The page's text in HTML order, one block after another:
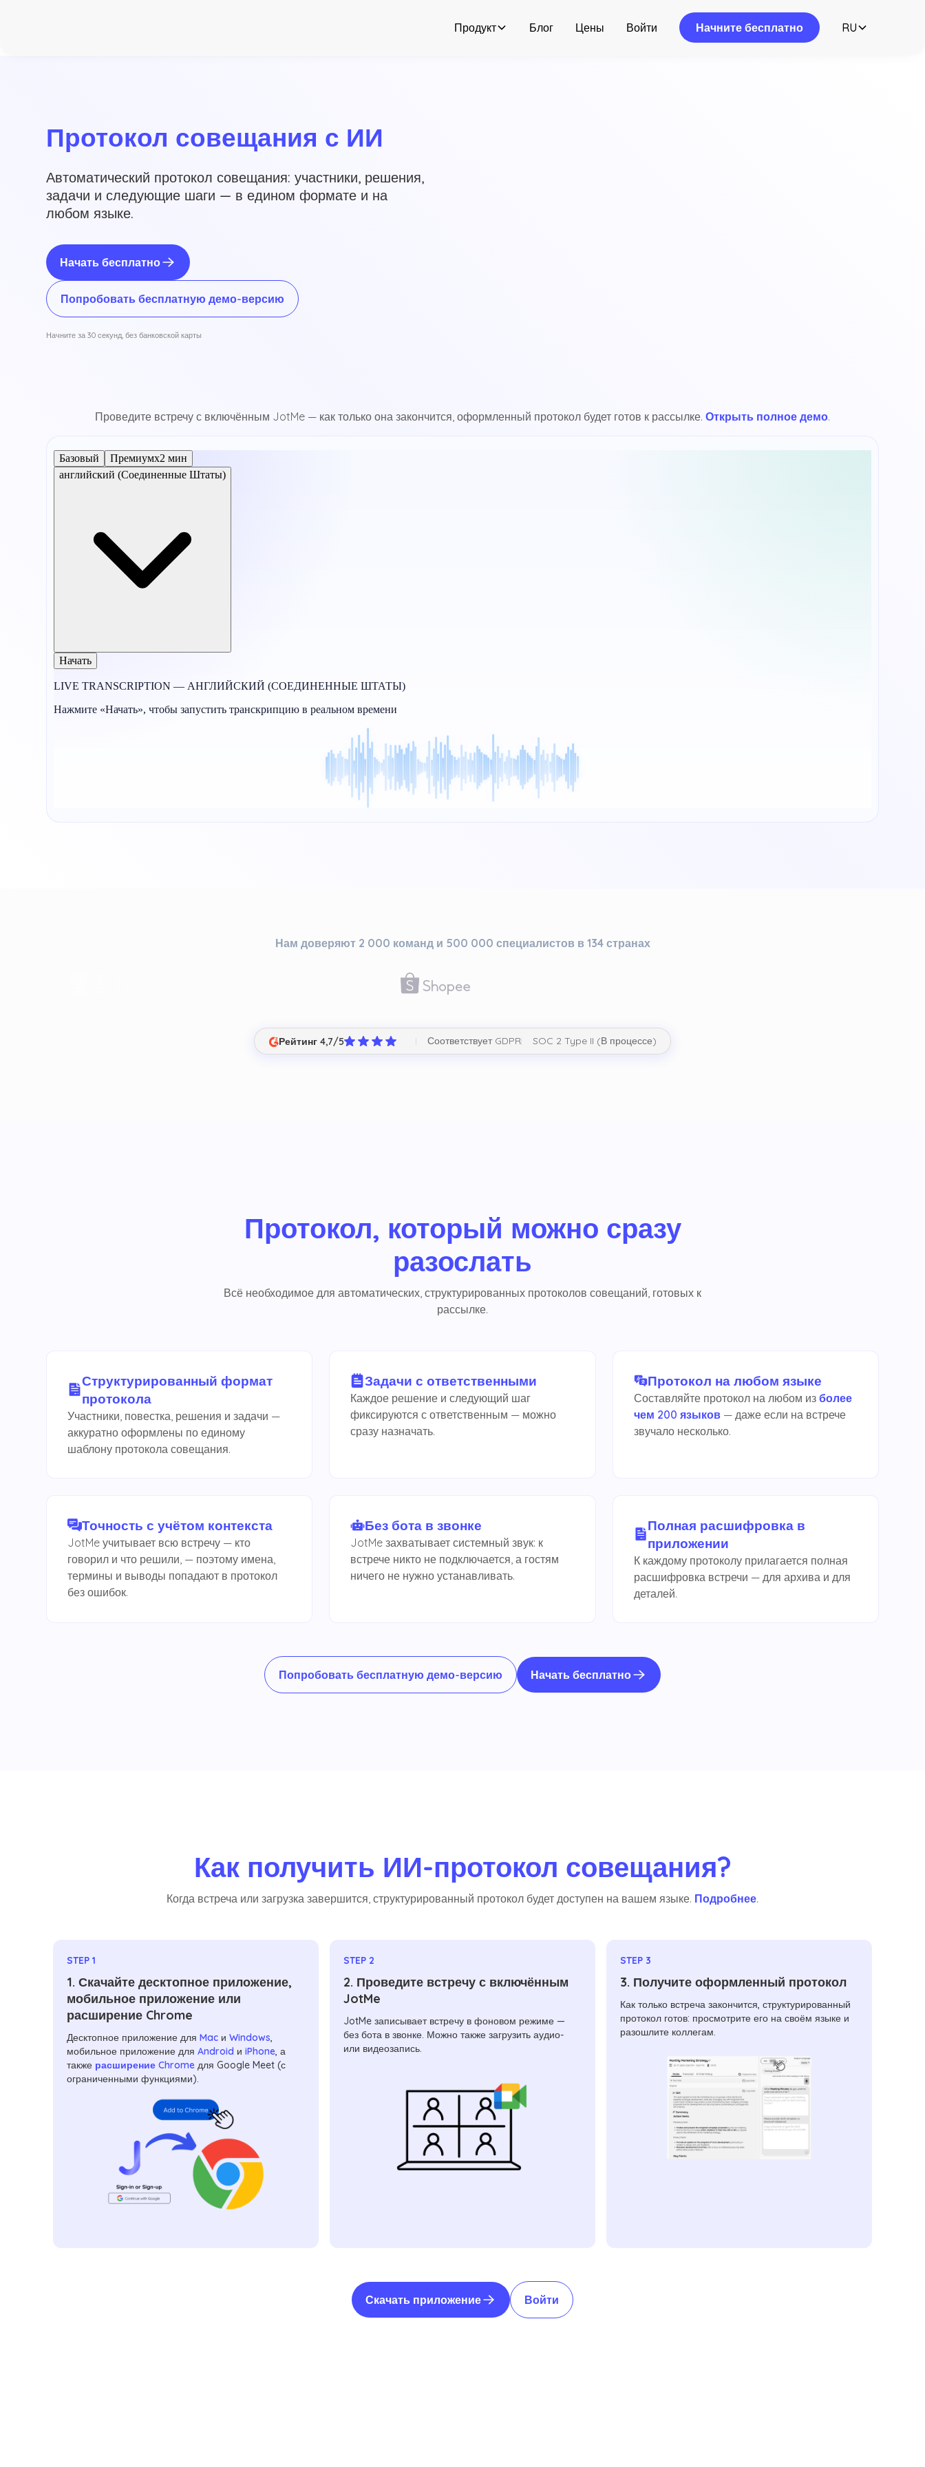
Продукт Блог Цены Войти Начните бесплатно RU
Протокол совещания с ИИ
Автоматический протокол совещания: участники, решения,
задачи и следующие шаги — в едином формате и на
любом языке.
Начать бесплатно
Попробовать бесплатную демо-версию
Начните за 30 секунд, без банковской карты
Проведите встречу с включённым JotMe — как только она закончится, оформленный протокол будет готов к рассылке. Открыть полное демо.
Нам доверяют 2 000 команд и 500 000 специалистов в 134 странах
Рейтинг 4,7/5 Соответствует GDPR SOC 2 Type II (В процессе)
Протокол, который можно сразу
разослать
Всё необходимое для автоматических, структурированных протоколов совещаний, готовых к
рассылке.
Структурированный формат
протокола
Участники, повестка, решения и задачи —
аккуратно оформлены по единому
шаблону протокола совещания.
Задачи с ответственными
Каждое решение и следующий шаг
фиксируются с ответственным — можно
сразу назначать.
Протокол на любом языке
Составляйте протокол на любом из более
чем 200 языков— даже если на встрече
звучало несколько.
Точность с учётом контекста
JotMe учитывает всю встречу — кто
говорил и что решили, — поэтому имена,
термины и выводы попадают в протокол
без ошибок.
Без бота в звонке
JotMe захватывает системный звук: к
встрече никто не подключается, а гостям
ничего не нужно устанавливать.
Полная расшифровка в
приложении
К каждому протоколу прилагается полная
расшифровка встречи — для архива и для
деталей.
Попробовать бесплатную демо-версию Начать бесплатно
Как получить ИИ-протокол совещания?
Когда встреча или загрузка завершится, структурированный протокол будет доступен на вашем языке. Подробнее.
STEP 1
1. Скачайте десктопное приложение,
мобильное приложение или
расширение Chrome
Десктопное приложение дляMac иWindows,
мобильное приложение дляAndroid иiPhone, а
также расширение Chrome для Google Meet (с
ограниченными функциями).
STEP 2
2. Проведите встречу с включённым
JotMe
JotMe записывает встречу в фоновом режиме —
без бота в звонке. Можно также загрузить аудио-
или видеозапись.
STEP 3
3. Получите оформленный протокол
Как только встреча закончится, структурированный
протокол готов: просмотрите его на своём языке и
разошлите коллегам.
Скачать приложение Войти